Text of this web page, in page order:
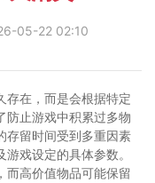
05-22 02:10
存在，而是会根据特定
防止游戏中积累过多物
存留时间受到多重因素
戏设定的具体参数。
而高价值物品可能保留